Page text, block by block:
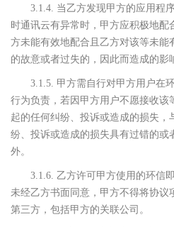
3.1.4. 当乙方发现甲方的应用程
时通讯云有异常时，甲方应积极地配
方未能有效地配合且乙方对该等未能
的故意或者过失的，因此而造成的影
3.1.5. 甲方需自行对甲方用户在
行为负责，若因甲方用户不愿接收该
起的任何纠纷、投诉或造成的损失，
纷、投诉或造成的损失具有过错的或
外。
3.1.6. 乙方许可甲方使用的环信
未经乙方书面同意，甲方不得将协议
第三方，包括甲方的关联公司。